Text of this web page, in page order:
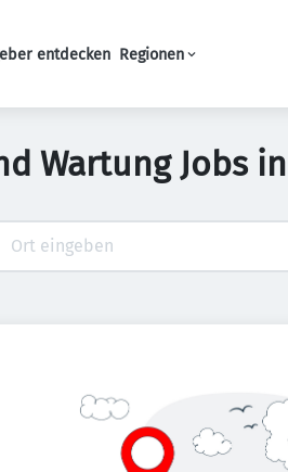
Navigation
entdecken Regionen
Wartung Jobs